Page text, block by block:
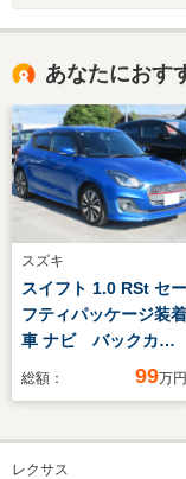
あなたにおす
スズキ
スイフト 1.0 RSt セー
フティパッケージ装着
車 ナビ バックカメ
ラ ETC車載器 ドラ
シフト
総額： 99万円
レクサス